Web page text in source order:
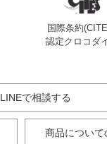
国際条約
認定クロコダ
LINEで相談する
商品につい